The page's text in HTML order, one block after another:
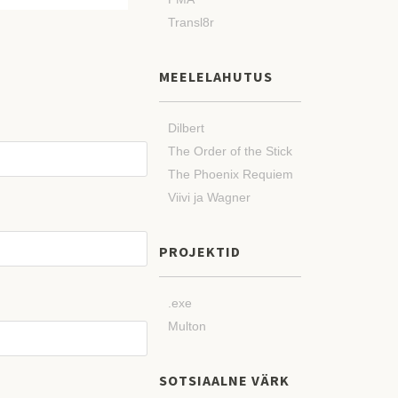
Transl8r
MEELELAHUTUS
Dilbert
The Order of the Stick
The Phoenix Requiem
Viivi ja Wagner
PROJEKTID
.exe
Multon
SOTSIAALNE VÄRK